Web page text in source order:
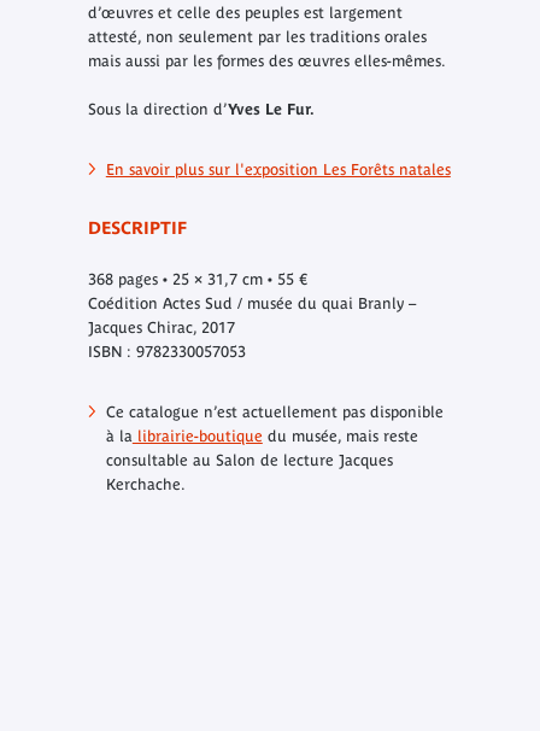
d’œuvres et celle des peuples est largement
attesté, non seulement par les traditions orales
mais aussi par les formes des œuvres elles-mêmes.
Sous la direction d’Yves Le Fur.
En savoir plus sur l'exposition Les Forêts natales
DESCRIPTIF
368 pages • 25 × 31,7 cm • 55 €
Coédition Actes Sud / musée du quai Branly –
Jacques Chirac, 2017
ISBN : 9782330057053
Ce catalogue n’est actuellement pas disponible
à lalibrairie-boutique du musée, mais reste
consultable au Salon de lecture Jacques
Kerchache.